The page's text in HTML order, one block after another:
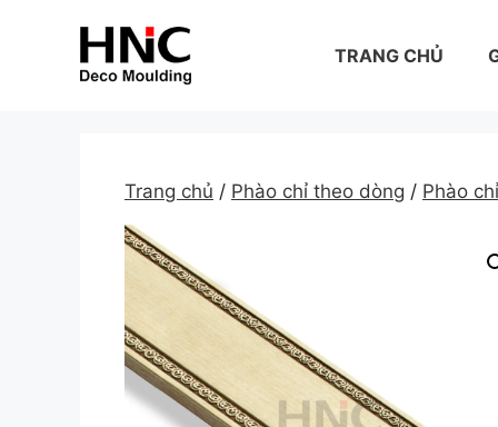
TRANG CHỦ
Trang chủ / Phào chỉ theo dòng / Phào